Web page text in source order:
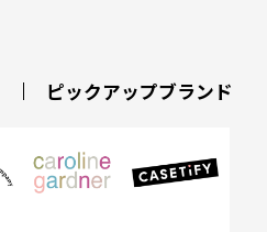
ピックアップブランド